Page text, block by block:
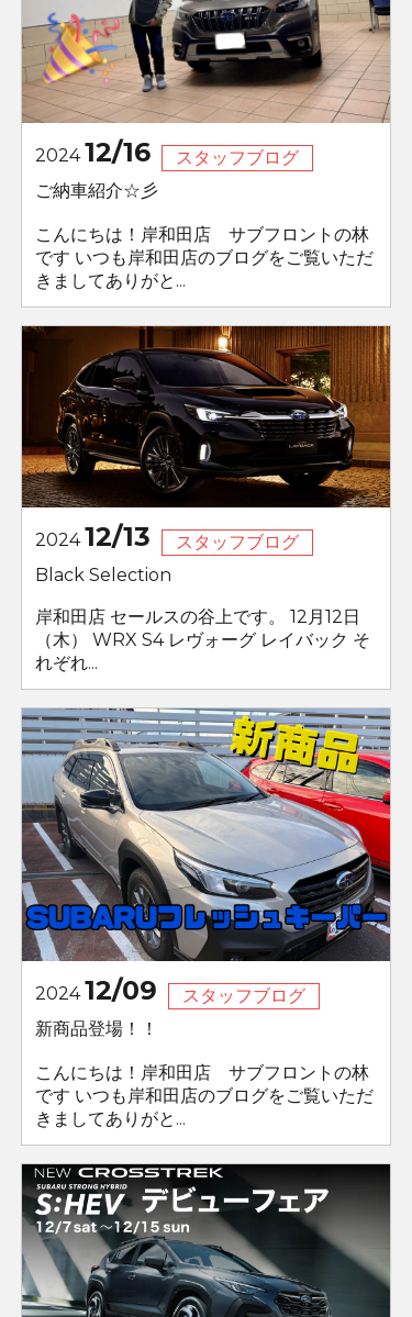
202412/16
スタッフブログ
ご納車紹介☆彡
こんにちは！岸和田店 サブフロントの林
です いつも岸和田店のブログをご覧いただ
きましてありがと...
202412/13
スタッフブログ
Black Selection
岸和田店 セールスの谷上です。 12月12日
（木） WRX S4 レヴォーグ レイバック そ
れぞれ...
202412/09
スタッフブログ
新商品登場！！
こんにちは！岸和田店 サブフロントの林
です いつも岸和田店のブログをご覧いただ
きましてありがと...